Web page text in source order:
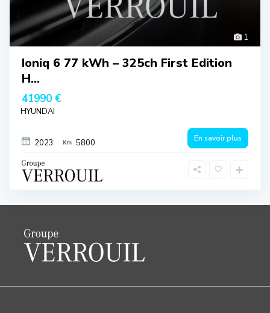
1
Ioniq 6 77 kWh – 325ch First Edition
H...
41990 €
HYUNDAI
2023 5800 En savoir plus